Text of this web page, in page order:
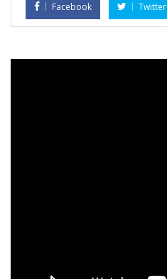
Facebook Twitter